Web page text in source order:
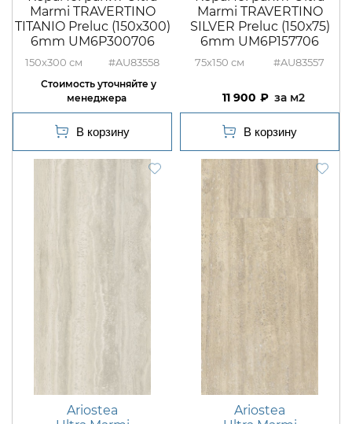
Marmi TRAVERTINO
TITANIO Preluc (150х300)
6mm UM6P300706
150x300 #AU83558
Marmi TRAVERTINO
SILVER Preluc (150х75)
6mm UM6P157706
75x150 #AU83557
11 900 м2
Ariostea
Ariostea